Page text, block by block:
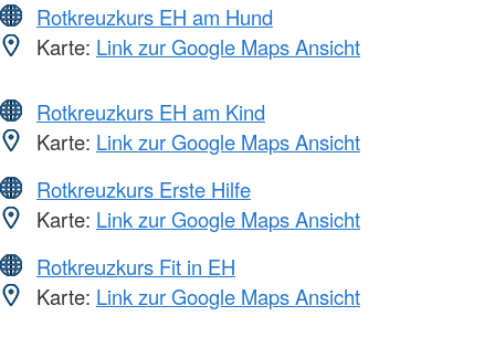
Rotkreuzkurs EH am Hund
Karte: Link zur Google Maps Ansicht
Rotkreuzkurs EH am Kind
Karte: Link zur Google Maps Ansicht
Rotkreuzkurs Erste Hilfe
Karte: Link zur Google Maps Ansicht
Rotkreuzkurs Fit in EH
Karte: Link zur Google Maps Ansicht